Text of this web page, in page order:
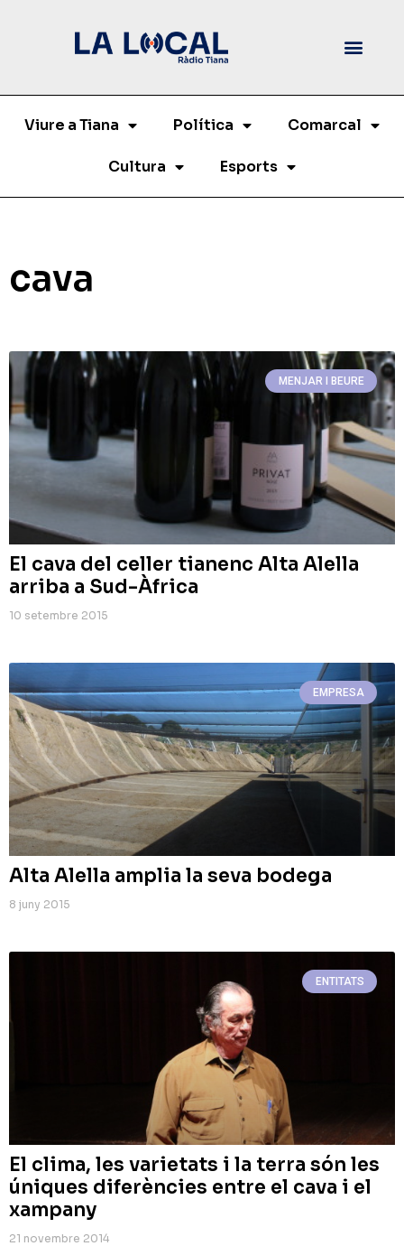
Viure a Tiana Política Comarcal
Cultura Esports
cava
MENJAR I BEURE
El cava del celler tianenc Alta Alella
arriba a Sud-Àfrica
10 setembre 2015
EMPRESA
Alta Alella amplia la seva bodega
8 juny 2015
ENTITATS
El clima, les varietats i la terra són les
úniques diferències entre el cava i el
xampany
21 novembre 2014